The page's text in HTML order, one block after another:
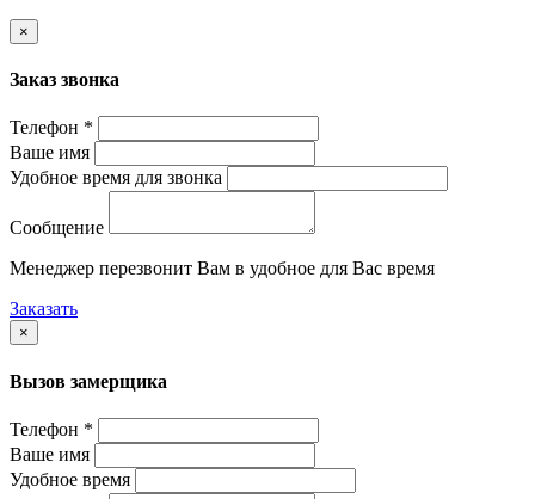
×
Заказ звонка
Телефон *
Ваше имя
Удобное время для звонка
Сообщение
Менеджер перезвонит Вам в удобное для Вас время
Заказать
×
Вызов замерщика
Телефон *
Ваше имя
Удобное время